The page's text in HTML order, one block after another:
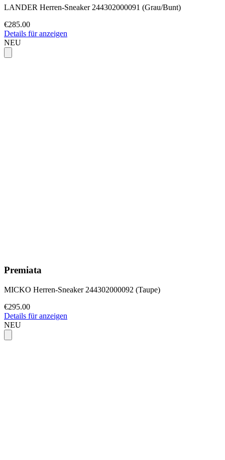
LANDER Herren-Sneaker 244302000091 (Grau/Bunt)
€285.00
Details für anzeigen
NEU
Premiata
MICKO Herren-Sneaker 244302000092 (Taupe)
€295.00
Details für anzeigen
NEU